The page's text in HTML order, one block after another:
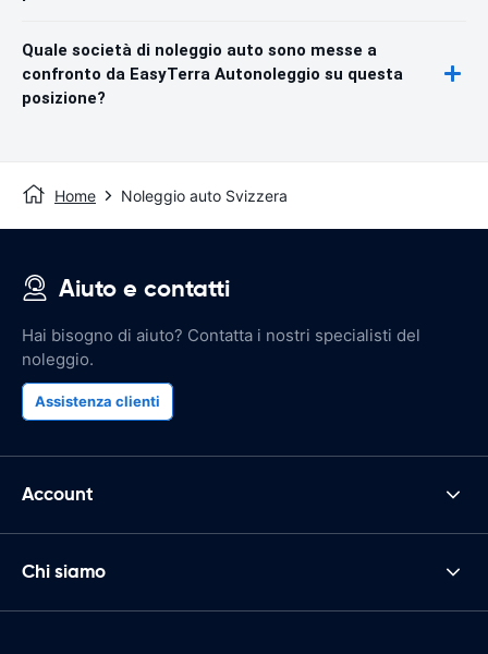
Quale società di noleggio auto sono messe a
confronto da EasyTerra Autonoleggio su questa
posizione?
Home Noleggio auto Svizzera
Aiuto e contatti
Hai bisogno di aiuto? Contatta i nostri specialisti del
noleggio.
Assistenza clienti
Account
Chi siamo